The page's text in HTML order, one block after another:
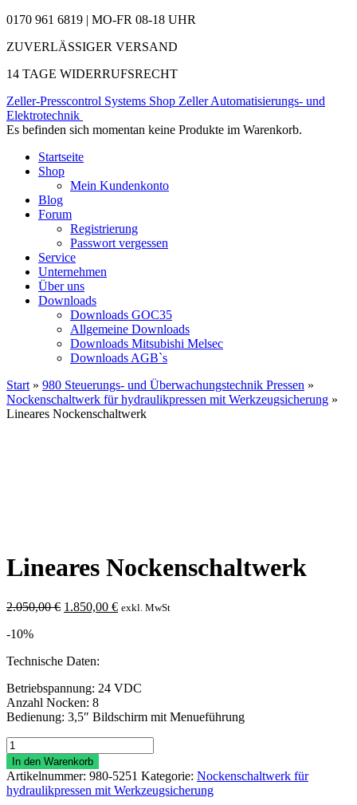
0170 961 6819 | MO-FR 08-18 UHR
ZUVERLÄSSIGER VERSAND
14 TAGE WIDERRUFSRECHT
Zeller-Presscontrol Systems Shop Zeller Automatisierungs- und
Elektrotechnik
Es befinden sich momentan keine Produkte im Warenkorb.
Startseite
Shop
Mein Kundenkonto
Blog
Forum
Registrierung
Passwort vergessen
Service
Unternehmen
Über uns
Downloads
Downloads GOC35
Allgemeine Downloads
Downloads Mitsubishi Melsec
Downloads AGB`s
Start » 980 Steuerungs- und Überwachungstechnik Pressen »
Nockenschaltwerk für hydraulikpressen mit Werkzeugsicherung »
Lineares Nockenschaltwerk
Lineares Nockenschaltwerk
2.050,00€ Ursprünglicher
1.850,00 €Aktueller
exkl. MwSt
-10%
Technische Daten:
Betriebspannung: 24 VDC
Anzahl Nocken: 8
Bedienung: 3,5″ Bildschirm mit Menueführung
Lineares
Nockenschaltwerk
Menge
In den Warenkorb
Artikelnummer: 980-5251 Kategorie: Nockenschaltwerk für
hydraulikpressen mit Werkzeugsicherung